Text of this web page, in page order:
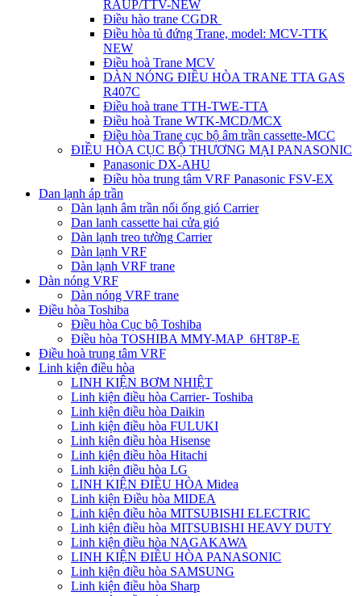
RAUP/TTV-NEW
Điều hào trane CGDR
Điều hòa tủ đứng Trane, model: MCV-TTK
NEW
Điều hoà Trane MCV
DÀN NÓNG ĐIỀU HÒA TRANE TTA GAS
R407C
Điều hoà trane TTH-TWE-TTA
Điều hoà Trane WTK-MCD/MCX
Điều hòa Trane cục bộ âm trần cassette-MCC
ĐIỀU HÒA CỤC BỘ THƯƠNG MẠI PANASONIC
Panasonic DX-AHU
Điều hòa trung tâm VRF Panasonic FSV-EX
Dan lạnh áp trần
Dàn lạnh âm trần nối ống gió Carrier
Dan lanh cassette hai cửa gió
Dàn lạnh treo tường Carrier
Dàn lạnh VRF
Dàn lạnh VRF trane
Dàn nóng VRF
Dàn nóng VRF trane
Điều hòa Toshiba
Điều hòa Cục bộ Toshiba
Điều hòa TOSHIBA MMY-MAP_6HT8P-E
Điều hoà trung tâm VRF
Linh kiện điều hòa
LINH KIỆN BƠM NHIỆT
Linh kiện điều hòa Carrier- Toshiba
Linh kiện điều hòa Daikin
Linh kiện điều hòa FULUKI
Linh kiện điều hòa Hisense
Linh kiện điều hòa Hitachi
Linh kiện điều hòa LG
LINH KIỆN ĐIỀU HÒA Midea
Linh kiện Điều hòa MIDEA
Linh kiện điều hòa MITSUBISHI ELECTRIC
Linh kiện điều hòa MITSUBISHI HEAVY DUTY
Linh kiện điều hòa NAGAKAWA
LINH KIỆN ĐIỀU HÒA PANASONIC
Linh kiện điều hòa SAMSUNG
Linh kiện điều hòa Sharp